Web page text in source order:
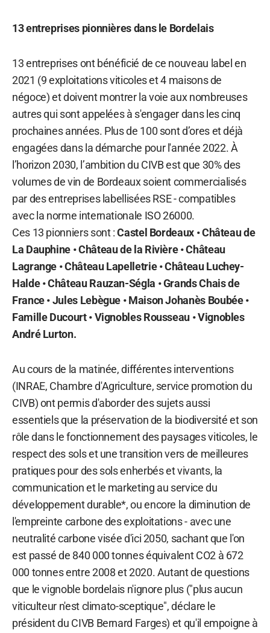
13 entreprises pionnières dans le Bordelais
13 entreprises ont bénéficié de ce nouveau label en
2021 (9 exploitations viticoles et 4 maisons de
négoce) et doivent montrer la voie aux nombreuses
autres qui sont appelées à s'engager dans les cinq
prochaines années. Plus de 100 sont d’ores et déjà
engagées dans la démarche pour l'année 2022. À
l’horizon 2030, l’ambition du CIVB est que 30% des
volumes de vin de Bordeaux soient commercialisés
par des entreprises labellisées RSE - compatibles
avec la norme internationale ISO 26000.
Ces 13 pionniers sont :Castel Bordeaux • Château de
La Dauphine • Château de la Rivière • Château
Lagrange • Château Lapelletrie • Château Luchey-
Halde • Château Rauzan-Ségla • Grands Chais de
France • Jules Lebègue • Maison Johanès Boubée •
Famille Ducourt • Vignobles Rousseau • Vignobles
André Lurton.
Au cours de la matinée, différentes interventions
(INRAE, Chambre d'Agriculture, service promotion du
CIVB) ont permis d'aborder des sujets aussi
essentiels que la préservation de la biodiversité et son
rôle dans le fonctionnement des paysages viticoles, le
respect des sols et une transition vers de meilleures
pratiques pour des sols enherbés et vivants, la
communication et le marketing au service du
développement durable*, ou encore la diminution de
l'empreinte carbone des exploitations - avec une
neutralité carbone visée d'ici 2050, sachant que l'on
est passé de 840 000 tonnes équivalent CO2 à 672
000 tonnes entre 2008 et 2020. Autant de questions
que le vignoble bordelais n'ignore plus ("plus aucun
viticulteur n'est climato-sceptique", déclare le
président du CIVB Bernard Farges) et qu'il empoigne à